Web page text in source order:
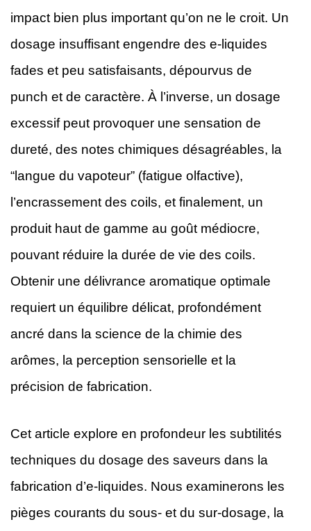
impact bien plus important qu’on ne le croit. Un
dosage insuffisant engendre des e-liquides
fades et peu satisfaisants, dépourvus de
punch et de caractère. À l’inverse, un dosage
excessif peut provoquer une sensation de
dureté, des notes chimiques désagréables, la
“langue du vapoteur” (fatigue olfactive),
l’encrassement des coils, et finalement, un
produit haut de gamme au goût médiocre,
pouvant réduire la durée de vie des coils.
Obtenir une délivrance aromatique optimale
requiert un équilibre délicat, profondément
ancré dans la science de la chimie des
arômes, la perception sensorielle et la
précision de fabrication.
Cet article explore en profondeur les subtilités
techniques du dosage des saveurs dans la
fabrication d’e-liquides. Nous examinerons les
pièges courants du sous- et du sur-dosage, la